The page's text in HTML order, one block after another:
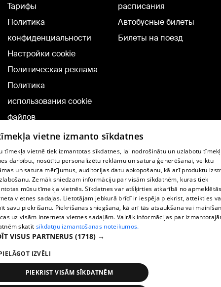
Тарифы
Политика
конфиденциальности
Настройки cookie
Политическая реклама
Политика
использования cookie
файлов
Добавление
комментариев
расписания
Автобусные билеты
Билеты на поезд
TВ-программа
Условия договора
360 Ziņu kontakti
Helio Media
Служба помощи портала: э-почта -
All rights reserved.
vietne izmanto sīkdatnes
tīmekļa vietnē tiek izmantotas sīkdatnes, lai nodrošinātu un uzlabotu
darbību., nosūtītu personalizētu reklāmu un satura ģenerēšanai, veiktu
un satura mērījumus, auditorijas datu apkopošanu, kā arī produktu
Zemāk sniedzam informāciju par visām sīkdatnēm, kuras tiek
mūsu tīmekļa vietnēs. Sīkdatnes var atšķirties atkarībā no
vietnes sadaļas. Lietotājam jebkurā brīdī ir iespēja piekrist, atteikties
savu piekrišanu. Piekrišanas sniegšana, kā arī tās atsaukšana vai
uz visām interneta vietnes sadaļām. Vairāk informācijas par
skatīt sīkdatņu izmantošanas noteikumos.
VISUS PARTNERUS (1718) →
IZVĒLI
PIEKRIST VISĀM SĪKDATNĒM